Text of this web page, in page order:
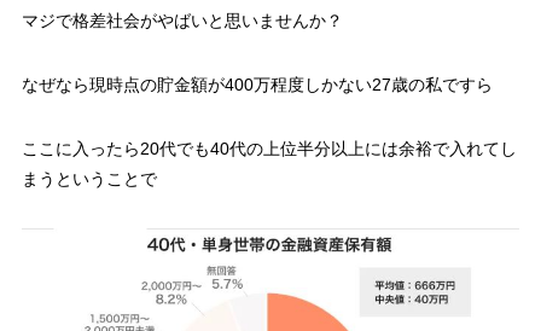
マジで格差社会がやばいと思いませんか？
なぜなら現時点の貯金額が400万程度しかない27歳の私ですら
ここに入ったら20代でも40代の上位半分以上には余裕で入れてし
まうということで